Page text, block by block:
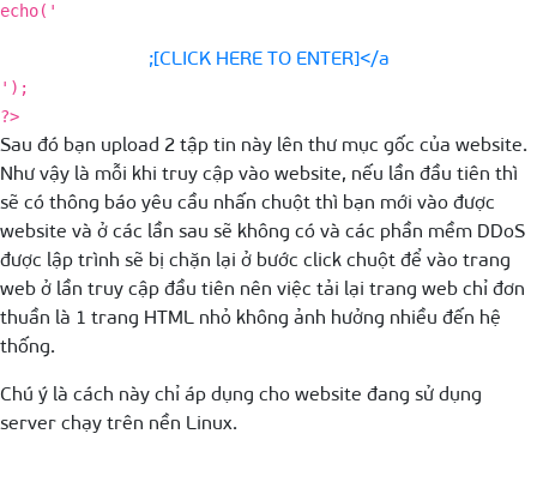
echo('
;[CLICK HERE TO ENTER]</a
');
?>
Sau đó bạn upload 2 tập tin này lên thư mục gốc của website.
Như vậy là mỗi khi truy cập vào website, nếu lần đầu tiên thì
sẽ có thông báo yêu cầu nhấn chuột thì bạn mới vào được
website và ở các lần sau sẽ không có và các phần mềm DDoS
được lập trình sẽ bị chặn lại ở bước click chuột để vào trang
web ở lần truy cập đầu tiên nên việc tải lại trang web chỉ đơn
thuần là 1 trang HTML nhỏ không ảnh hưởng nhiều đến hệ
thống.
Chú ý là cách này chỉ áp dụng cho website đang sử dụng
server chạy trên nền Linux.